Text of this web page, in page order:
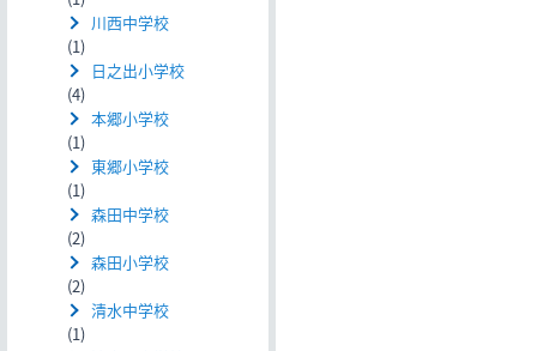
川西中学校
(1)
日之出小学校
(4)
本郷小学校
(1)
東郷小学校
(1)
森田中学校
(2)
森田小学校
(2)
清水中学校
(1)